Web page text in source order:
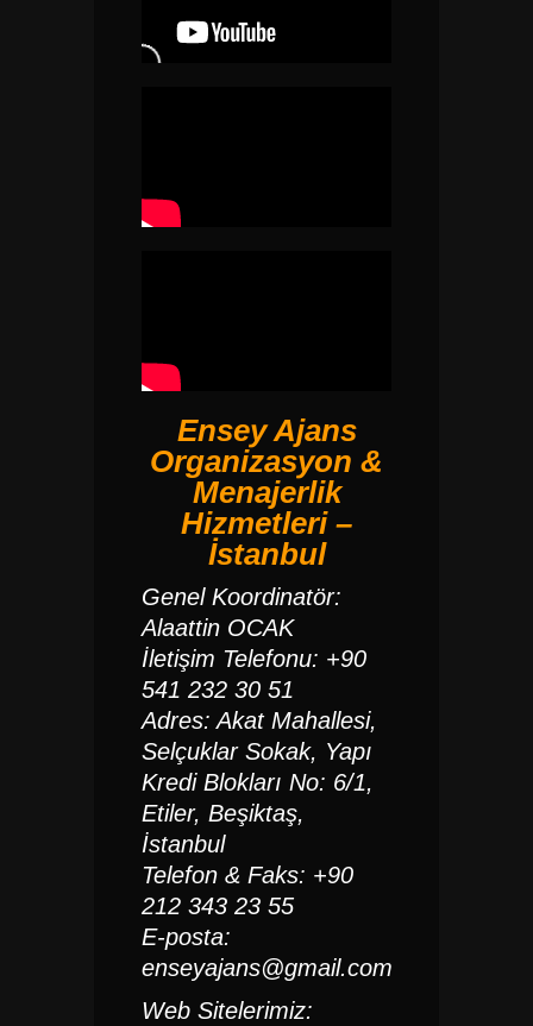
Ensey Ajans
Organizasyon &
Menajerlik
Hizmetleri –
İstanbul
Genel Koordinatör:
Alaattin OCAK
İletişim Telefonu: +90
541 232 30 51
Adres: Akat Mahallesi,
Selçuklar Sokak, Yapı
Kredi Blokları No: 6/1,
Etiler, Beşiktaş,
İstanbul
Telefon & Faks: +90
212 343 23 55
E-posta:
enseyajans@gmail.com
Web Sitelerimiz: